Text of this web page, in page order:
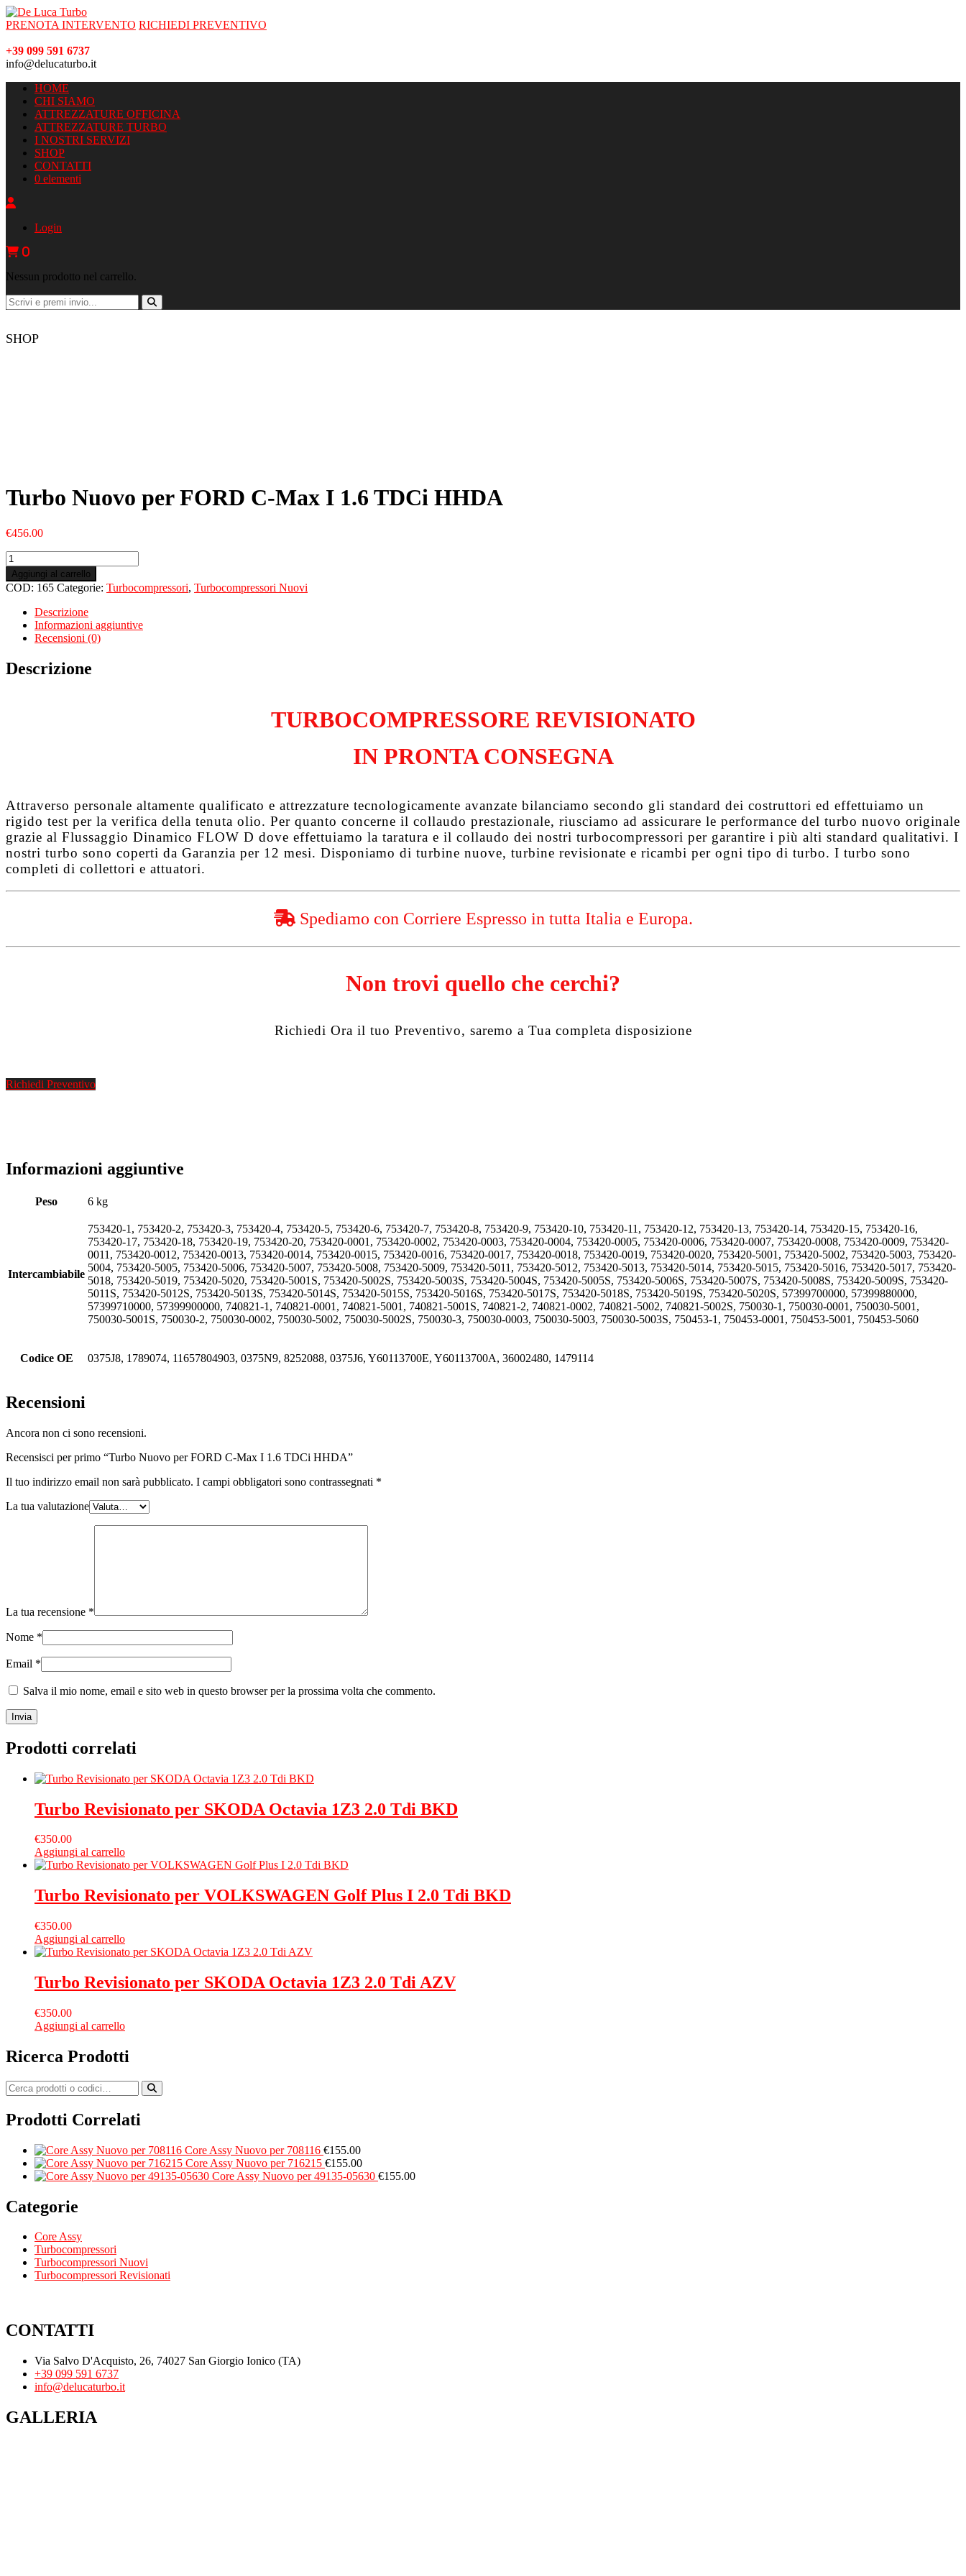
PRENOTA INTERVENTO RICHIEDI PREVENTIVO
+39 099 591 6737
info@delucaturbo.it
HOME
CHI SIAMO
ATTREZZATURE OFFICINA
ATTREZZATURE TURBO
I NOSTRI SERVIZI
SHOP
CONTATTI
0 elementi
Login
0
Nessun prodotto nel carrello.
SHOP
Turbo Nuovo per FORD C-Max I 1.6 TDCi HHDA
€456.00
Turbo
Nuovo
per
FORD
Max
TDCi
HHDA
Aggiungi al carrello
COD: 165 Categorie: Turbocompressori, Turbocompressori Nuovi
Descrizione
Informazioni aggiuntive
Recensioni (0)
Descrizione
TURBOCOMPRESSORE REVISIONATO
IN PRONTA CONSEGNA
Attraverso personale altamente qualificato e attrezzature tecnologicamente avanzate bilanciamo secondo gli standard dei costruttori ed effettuiamo un
rigido test per la verifica della tenuta olio. Per quanto concerne il collaudo prestazionale, riusciamo ad assicurare le performance del turbo nuovo originale
grazie al Flussaggio Dinamico FLOW D dove effettuiamo la taratura e il collaudo dei nostri turbocompressori per garantire i più alti standard qualitativi. I
nostri turbo sono coperti da Garanzia per 12 mesi. Disponiamo di turbine nuove, turbine revisionate e ricambi per ogni tipo di turbo. I turbo sono
completi di collettori e attuatori.
Spediamo con Corriere Espresso in tutta Italia e Europa.
Non trovi quello che cerchi?
Richiedi Ora il tuo Preventivo, saremo a Tua completa disposizione
Richiedi Preventivo
Informazioni aggiuntive
Peso 6 kg
Intercambiabile
753420-1, 753420-2, 753420-3, 753420-4, 753420-5, 753420-6, 753420-7, 753420-8, 753420-9, 753420-10, 753420-11, 753420-12, 753420-13, 753420-14, 753420-15, 753420-16,
753420-17, 753420-18, 753420-19, 753420-20, 753420-0001, 753420-0002, 753420-0003, 753420-0004, 753420-0005, 753420-0006, 753420-0007, 753420-0008, 753420-0009, 753420-
0011, 753420-0012, 753420-0013, 753420-0014, 753420-0015, 753420-0016, 753420-0017, 753420-0018, 753420-0019, 753420-0020, 753420-5001, 753420-5002, 753420-5003, 753420-
5004, 753420-5005, 753420-5006, 753420-5007, 753420-5008, 753420-5009, 753420-5011, 753420-5012, 753420-5013, 753420-5014, 753420-5015, 753420-5016, 753420-5017, 753420-
5018, 753420-5019, 753420-5020, 753420-5001S, 753420-5002S, 753420-5003S, 753420-5004S, 753420-5005S, 753420-5006S, 753420-5007S, 753420-5008S, 753420-5009S, 753420-
5011S, 753420-5012S, 753420-5013S, 753420-5014S, 753420-5015S, 753420-5016S, 753420-5017S, 753420-5018S, 753420-5019S, 753420-5020S, 57399700000, 57399880000,
57399710000, 57399900000, 740821-1, 740821-0001, 740821-5001, 740821-5001S, 740821-2, 740821-0002, 740821-5002, 740821-5002S, 750030-1, 750030-0001, 750030-5001,
750030-5001S, 750030-2, 750030-0002, 750030-5002, 750030-5002S, 750030-3, 750030-0003, 750030-5003, 750030-5003S, 750453-1, 750453-0001, 750453-5001, 750453-5060
Codice OE 0375J8, 1789074, 11657804903, 0375N9, 8252088, 0375J6, Y60113700E, Y60113700A, 36002480, 1479114
Recensioni
Ancora non ci sono recensioni.
Recensisci per primo “Turbo Nuovo per FORD C-Max I 1.6 TDCi HHDA”
Il tuo indirizzo email non sarà pubblicato. I campi obbligatori sono contrassegnati *
La tua valutazione
La tua recensione *
Nome *
Email *
Salva il mio nome, email e sito web in questo browser per la prossima volta che commento.
Prodotti correlati
Turbo Revisionato per SKODA Octavia 1Z3 2.0 Tdi BKD
€350.00
Aggiungi al carrello
Turbo Revisionato per VOLKSWAGEN Golf Plus I 2.0 Tdi BKD
€350.00
Aggiungi al carrello
Turbo Revisionato per SKODA Octavia 1Z3 2.0 Tdi AZV
€350.00
Aggiungi al carrello
Ricerca Prodotti
Prodotti Correlati
Core Assy Nuovo per 708116 €155.00
Core Assy Nuovo per 716215 €155.00
Core Assy Nuovo per 49135-05630 €155.00
Categorie
Core Assy
Turbocompressori
Turbocompressori Nuovi
Turbocompressori Revisionati
CONTATTI
Via Salvo D'Acquisto, 26, 74027 San Giorgio Ionico (TA)
+39 099 591 6737
info@delucaturbo.it
GALLERIA